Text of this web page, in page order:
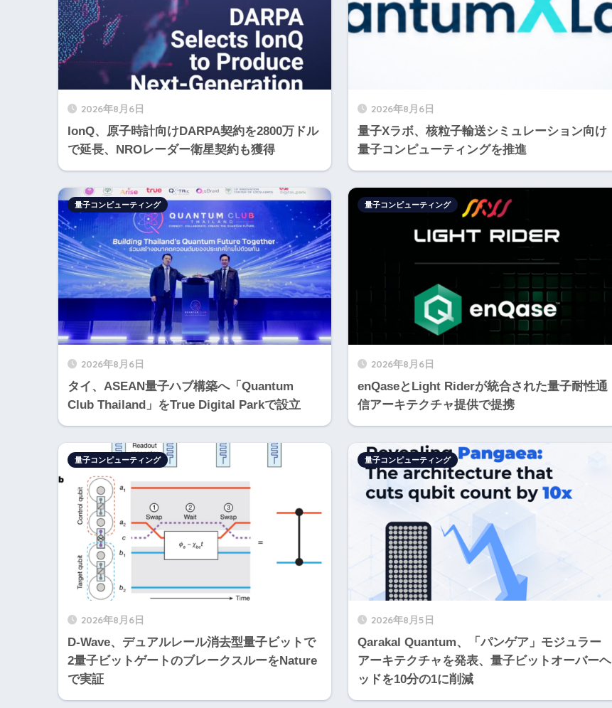
2026年8月6日
IonQ、原子時計向けDARPA契約を2800万ドル
で延長、NROレーダー衛星契約も獲得
2026年8月6日
量子Xラボ、核粒子輸送シミュレーション向け
量子コンピューティングを推進
2026年8月6日
タイ、ASEAN量子ハブ構築へ「Quantum
Club Thailand」をTrue Digital Parkで設立
量子コンピューティング
2026年8月6日
enQaseとLight Riderが統合された量子耐性通
信アーキテクチャ提供で提携
量子コンピューティング
2026年8月6日
D-Wave、デュアルレール消去型量子ビットで
2量子ビットゲートのブレークスルーをNature
で実証
量子コンピューティング
2026年8月5日
Qarakal Quantum、「パンゲア」モジュラー
アーキテクチャを発表、量子ビットオーバーヘ
ッドを10分の1に削減
量子コンピューティング